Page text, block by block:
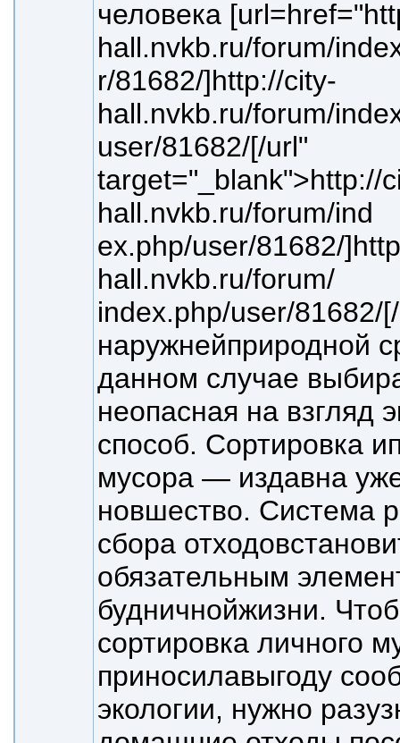
человека [url=
hall.nvkb.ru/forum/
r/81682/]http://city-
hall.nvkb.ru/forum/
user/81682/[/url"
target="_blank">http://
hall.nvkb.ru/forum/ind
ex.php/user/81682/
hall.nvkb.ru/forum/
index.php/user/81682/
наружнейприродной
данном случае
неопасная на взгляд
способ. Сортировка и
мусора — издавна
новшество. Система
сбора отходов
обязательным
будничнойжизни.
сортировка личного
приносилавыгоду
экологии, нужно